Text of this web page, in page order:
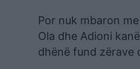
Por nuk mbaron
Ola dhe Adioni
dhënë fund zërave